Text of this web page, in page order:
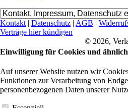
Kontakt | Datenschutz | AGB |
Verträge hier kündigen
© 2026,
Einwilligung für Cookies und
Auf unserer Website nutzen wir
Funktionen zur Verarbeitung von
personenbezogenen Daten unserer